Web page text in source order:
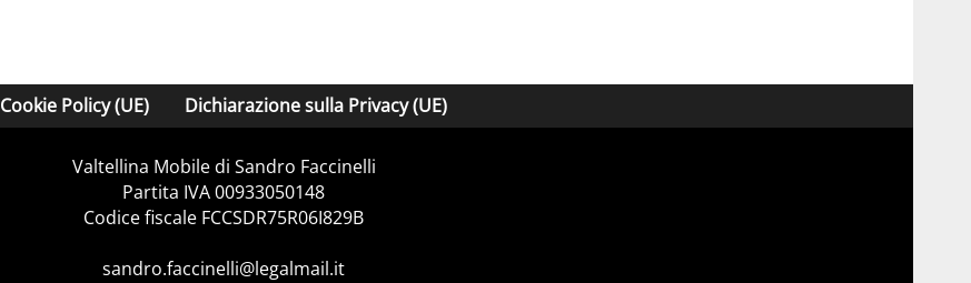
Cookie Policy (UE) Dichiarazione sulla Privacy (UE)
Valtellina Mobile di Sandro Faccinelli
Partita IVA 00933050148
Codice fiscale FCCSDR75R06I829B
sandro.faccinelli@legalmail.it